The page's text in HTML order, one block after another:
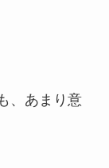
、あまり意